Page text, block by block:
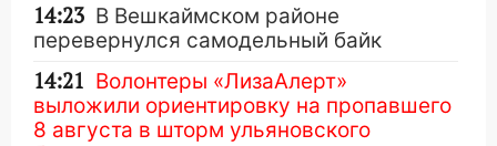
14:23 В Вешкаймском районе
перевернулся самодельный байк
14:21 Волонтеры «ЛизаАлерт»
выложили ориентировку на пропавшего
8 августа в шторм ульяновского